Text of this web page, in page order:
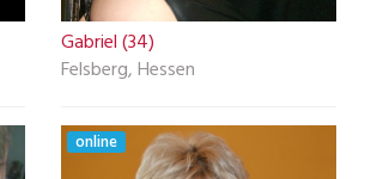
Gabriel (34)
Felsberg, Hessen
online